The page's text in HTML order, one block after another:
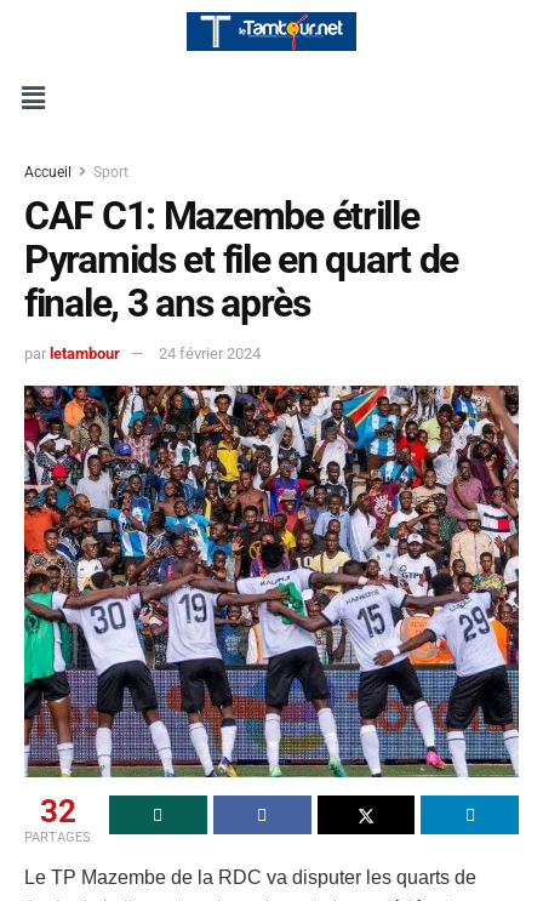
Accueil Sport
CAF C1: Mazembe étrille
Pyramids et file en quart de
finale, 3 ans après
par letambour 24 février 2024
32
PARTAGES
Le TP Mazembe de la RDC va disputer les quarts de